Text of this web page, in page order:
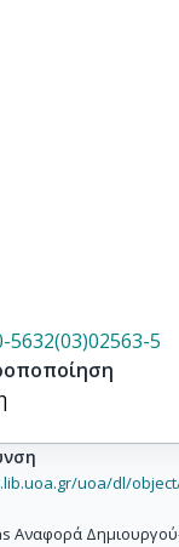
5632(03)02563-5
uoa/dl/
Αναφορά